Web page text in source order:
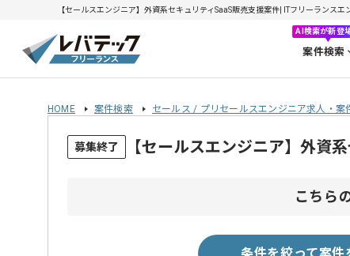
【セールスエンジニア】外資系セキュリティSaaS販売支援案件| ITフリーランス
AI検索が新登
案件検索
HOME 案件検索 セールス / プリセールスエンジニア求人・案
募集終了 【セールスエンジニア】外資
こちら